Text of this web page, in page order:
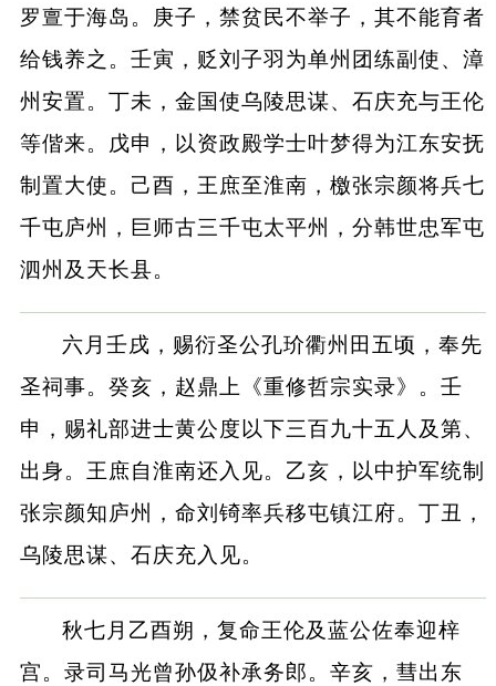
罗亶于海岛。庚子，禁贫民不举子，其不能育者
给钱养之。壬寅，贬刘子羽为单州团练副使、漳
州安置。丁未，金国使乌陵思谋、石庆充与王伦
等偕来。戊申，以资政殿学士叶梦得为江东安抚
制置大使。己酉，王庶至淮南，檄张宗颜将兵七
千屯庐州，巨师古三千屯太平州，分韩世忠军屯
泗州及天长县。
六月壬戌，赐衍圣公孔玠衢州田五顷，奉先
圣祠事。癸亥，赵鼎上《重修哲宗实录》。壬
申，赐礼部进士黄公度以下三百九十五人及第、
出身。王庶自淮南还入见。乙亥，以中护军统制
张宗颜知庐州，命刘锜率兵移屯镇江府。丁丑，
乌陵思谋、石庆充入见。
秋七月乙酉朔，复命王伦及蓝公佐奉迎梓
宫。录司马光曾孙伋补承务郎。辛亥，彗出东